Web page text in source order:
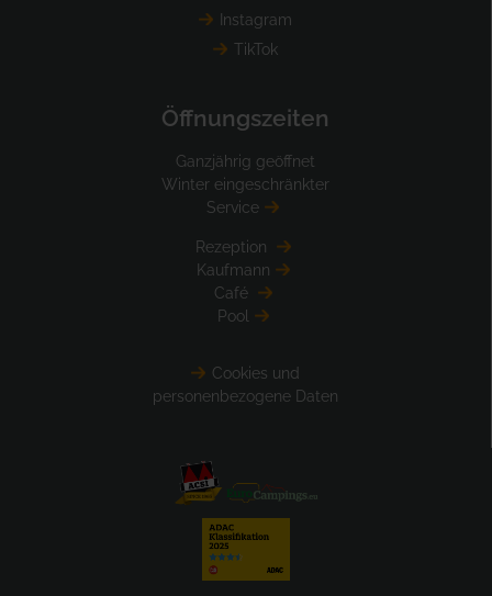
Instagram
TikTok
Öffnungszeiten
Ganzjährig geöffnet
Winter eingeschränkter
Service
Rezeption
Kaufmann
Café
Pool
Cookies und
personenbezogene Daten